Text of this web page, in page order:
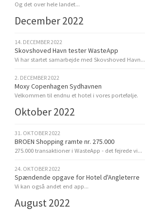
Og det over hele landet...
December 2022
14. DECEMBER 2022
Skovshoved Havn tester WasteApp
Vi har startet samarbejde med Skovshoved Havn...
2. DECEMBER 2022
Moxy Copenhagen Sydhavnen
Velkommen til endnu et hotel i vores portefølje.
Oktober 2022
31. OKTOBER 2022
BROEN Shopping ramte nr. 275.000
275.000 transaktioner i WasteApp - det fejrede vi...
24. OKTOBER 2022
Spændende opgave for Hotel d'Angleterre
Vi kan også andet end app...
August 2022